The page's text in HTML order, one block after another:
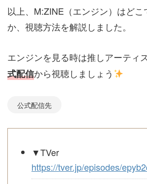
以上、M:ZINE（エンジン）はど
か、視聴方法を解説しました。
エンジンを見る時は推しアーティ
式配信から視聴しましょう
公式配信先
▼TVer
https://tver.jp/episodes/